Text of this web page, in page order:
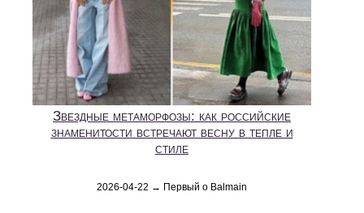
Звездные метаморфозы: как российские
знаменитости встречают весну в тепле и
стиле
2026-04-22 → Первый о Balmain